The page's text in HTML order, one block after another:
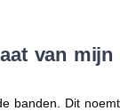
van mijn
banden. Dit noemt